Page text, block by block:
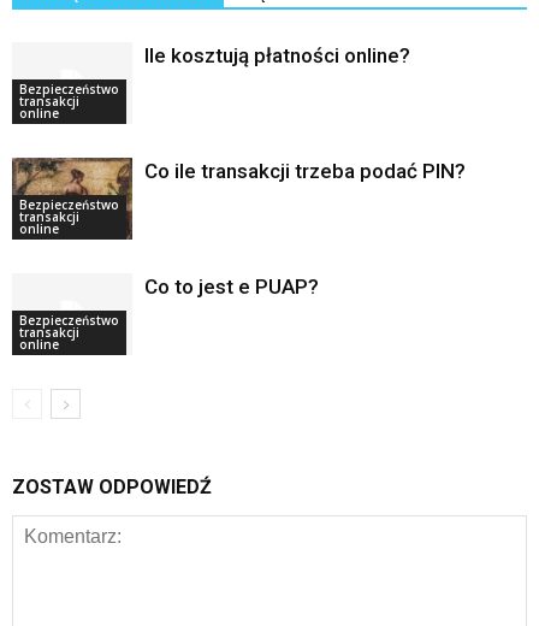
Bezpieczeństwo
transakcji
online
Ile kosztują płatności online?
Bezpieczeństwo
transakcji
online
Co ile transakcji trzeba podać PIN?
Bezpieczeństwo
transakcji
online
Co to jest e PUAP?
ZOSTAW ODPOWIEDŹ